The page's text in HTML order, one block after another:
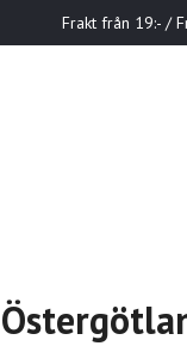
Frakt från 19:- /